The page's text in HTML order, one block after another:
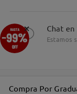
Chat
Estamos
Compra Por
×